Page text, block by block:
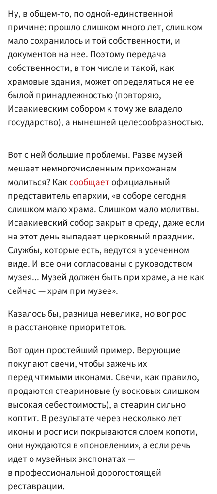
Ну, в общем-то, по одной-единственной
причине: прошло слишком много лет, слишком
мало сохранилось и той собственности, и
документов на нее. Поэтому передача
собственности, в том числе и такой, как
храмовые здания, может определяться не ее
былой принадлежностью (повторяю,
Исаакиевским собором к тому же владело
государство), а нынешней целесообразностью.
Вот с ней большие проблемы. Разве музей
мешает немногочисленным прихожанам
молиться? Каксообщаетофициальный
представитель епархии, «в соборе сегодня
слишком мало храма. Слишком мало молитвы.
Исаакиевский собор закрыт в среду, даже если
на этот день выпадает церковный праздник.
Службы, которые есть, ведутся в усеченном
виде. И все они согласованы с руководством
музея... Музей должен быть при храме, а не как
сейчас — храм при музее».
Казалось бы, разница невелика, но вопрос
в расстановке приоритетов.
Вот один простейший пример. Верующие
покупают свечи, чтобы зажечь их
перед чтимыми иконами. Свечи, как правило,
продаются стеариновые (у восковых слишком
высокая себестоимость), а стеарин сильно
коптит. В результате через несколько лет
иконы и росписи покрываются слоем копоти,
они нуждаются в «поновлении», а если речь
идет о музейных экспонатах —
в профессиональной дорогостоящей
реставрации.